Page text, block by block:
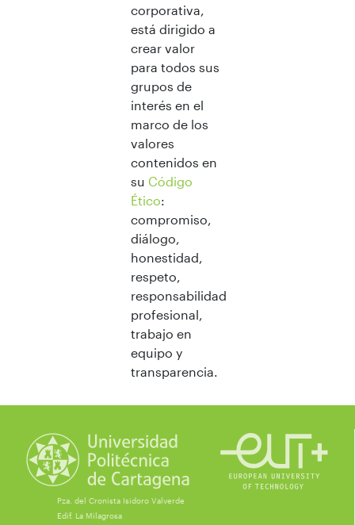
corporativa,
está dirigido a
crear valor
para todos sus
grupos de
interés en el
marco de los
valores
contenidos en
su Código
Ético:
compromiso,
diálogo,
honestidad,
respeto,
responsabilidad
profesional,
trabajo en
equipo y
transparencia.
Pza. del Cronista Isidoro Valverde
Edif. La Milagrosa